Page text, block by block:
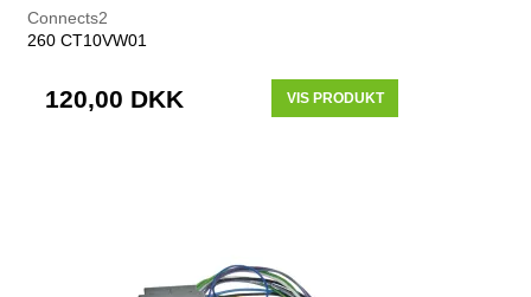
Connects2
260 CT10VW01
120,00 DKK VIS PRODUKT